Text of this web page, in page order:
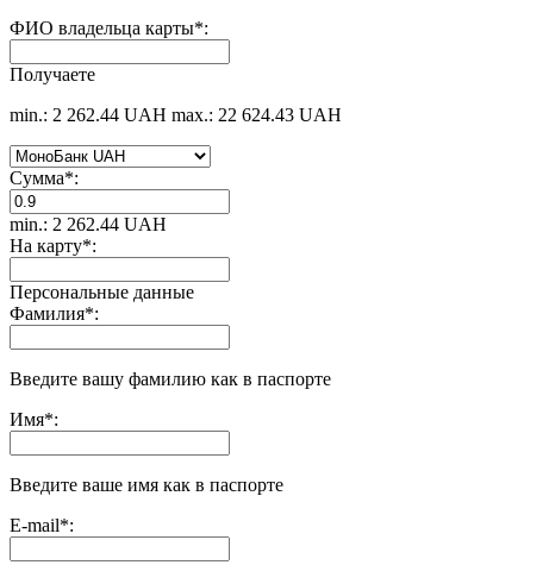
ФИО владельца карты*:
Получаете
min.: 2 262.44 UAH max.: 22 624.43 UAH
Сумма*:
min.: 2 262.44 UAH
На карту*:
Персональные данные
Фамилия*:
Введите вашу фамилию как в паспорте
Имя*:
Введите ваше имя как в паспорте
E-mail*: